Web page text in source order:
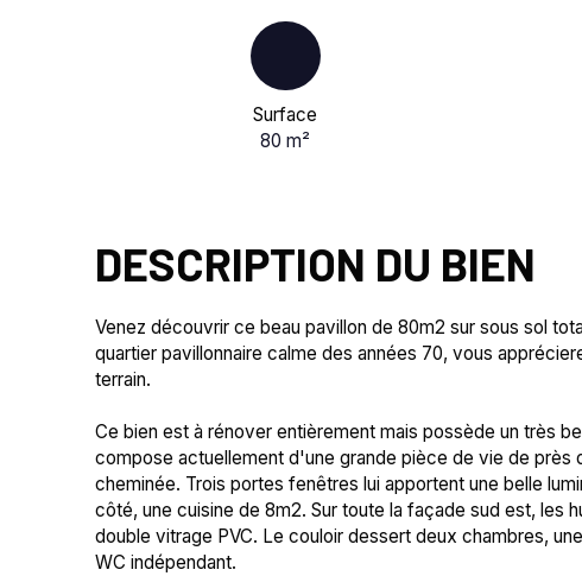
Surface
80m²
DESCRIPTION DU BIEN
Venez découvrir ce beau pavillon de 80m2 sur sous sol
quartier pavillonnaire calme des années 70, vous
terrain.
Ce bien est à rénover entièrement mais possède un très
compose actuellement d'une grande pièce de vie de près
cheminée. Trois portes fenêtres lui apportent une belle
côté, une cuisine de 8m2. Sur toute la façade sud est, les
double vitrage PVC. Le couloir dessert deux chambres,
WC indépendant.